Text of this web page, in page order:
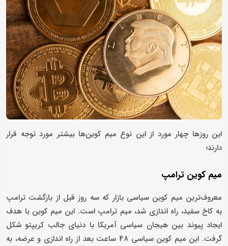
این روزها چهار مورد از این نوع میم کوین‌ها بیشتر مورد توجه قرار
دارند؛
میم کوین ترامپ
معروف‌ترین میم کوین سیاسی بازار که سه روز قبل از بازگشت ترامپ
به کاخ سفید، راه اندازی شد، میم ترامپ است. این میم کوین با هدف
ایجاد پیوند بین هیجان سیاسی آمریکا با دنیای جالب کریپتو شکل
گرفت. این میم کوین سیاسی 48 ساعت بعد از راه اندازی و عرضه، به